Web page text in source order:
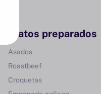
Platos preparados
Asados
Roastbeef
Croquetas